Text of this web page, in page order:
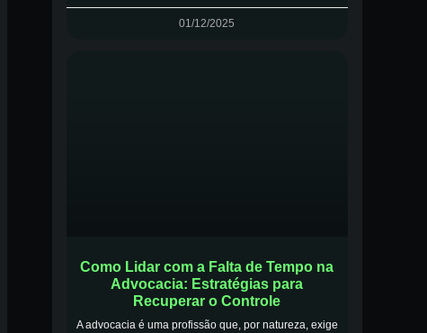
01/12/2025
Como Lidar com a Falta de Tempo na
Advocacia: Estratégias para
Recuperar o Controle
A advocacia é uma profissão que, por natureza, exige